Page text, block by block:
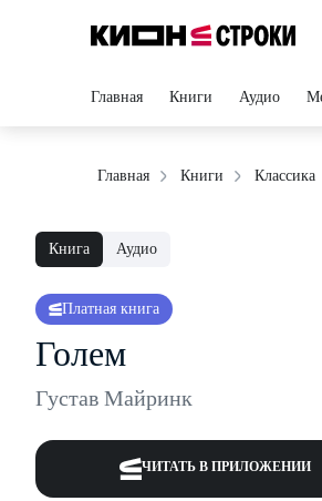
Главная Книги Аудио
Главная Книги Классика
Книга Аудио
Платная книга
Голем
Густав Майринк
ЧИТАТЬ В ПРИЛОЖЕНИИ